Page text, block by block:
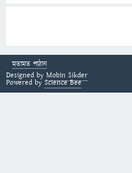
মতামত পাঠান
Designed by Mobin Sikder
Powered by Science Bee